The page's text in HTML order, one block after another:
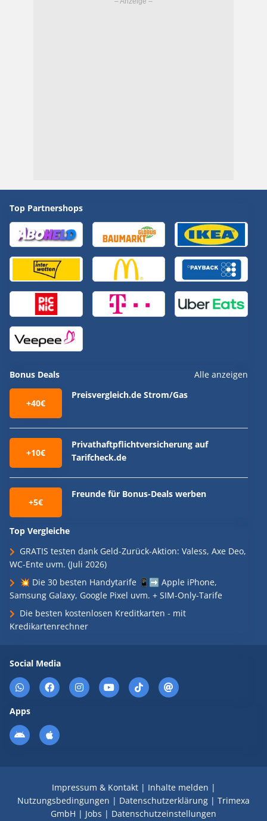
Top Partnershops
Bonus Deals Alle anzeigen
+40€
Preisvergleich.de Strom/Gas
+10€
Privathaftpflichtversicherung auf
Tarifcheck.de
+5€
Freunde für Bonus-Deals werben
Top Vergleiche
GRATIS testen dank Geld-Zurück-Aktion: Valess, Axe Deo,
WC-Ente uvm. (Juli 2026)
💥 Die 30 besten Handytarife 📱➡️ Apple iPhone,
Samsung Galaxy, Google Pixel uvm. + SIM-Only-Tarife
Die besten kostenlosen Kreditkarten - mit
Kredikartenrechner
Social Media
Apps
Impressum & Kontakt| Inhalte melden |
Nutzungsbedingungen | Datenschutzerklärung | Trimexa
GmbH | Jobs | Datenschutzeinstellungen